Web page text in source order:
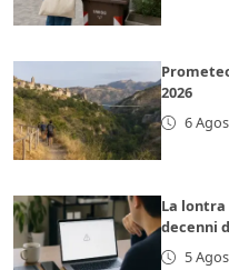
2026
6
La
decenni
5